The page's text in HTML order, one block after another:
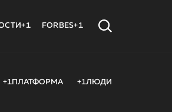
FORBES+1
+1ПЛАТФОРМА +1ЛЮДИ